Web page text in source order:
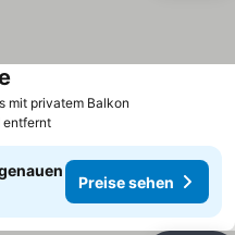
mit privatem Balkon
entfernt
Preise sehen